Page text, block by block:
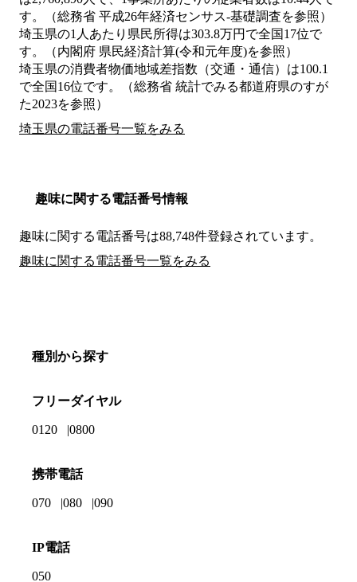
す。（総務省 平成26年経済センサス‐基礎調査を参照）
埼玉県の1人あたり県民所得は303.8万円で全国17位で
す。（内閣府 県民経済計算(令和元年度)を参照）
埼玉県の消費者物価地域差指数（交通・通信）は100.1
で全国16位です。（総務省 統計でみる都道府県のすが
た2023を参照）
埼玉県の電話番号一覧をみる
趣味に関する電話番号情報
趣味に関する電話番号は88,748件登録されています。
趣味に関する電話番号一覧をみる
種別から探す
フリーダイヤル
0120 0800
携帯電話
070 080 090
IP電話
050